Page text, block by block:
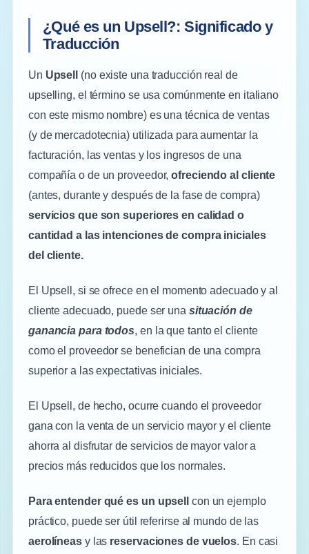
¿Qué es un Upsell?: Significado y
Traducción
Un Upsell
(no existe una traducción real de
upselling, el término se usa comúnmente en italiano
con este mismo nombre) es una técnica de ventas
(y de mercadotecnia) utilizada para aumentar la
facturación, las ventas y los ingresos de una
compañía o de un proveedor, ofreciendo al cliente
(antes, durante y después de la fase de compra)
servicios que son superiores en calidad o
cantidad a las intenciones de compra iniciales
del cliente.
El Upsell, si se ofrece en el momento adecuado y al
cliente adecuado, puede ser una situación de
ganancia para todos, en la que tanto el cliente
como el proveedor se benefician de una compra
superior a las expectativas iniciales.
El Upsell, de hecho, ocurre cuando el proveedor
gana con la venta de un servicio mayor y el cliente
ahorra al disfrutar de servicios de mayor valor a
precios más reducidos que los normales.
Para entender qué es un upsell
con un ejemplo
práctico, puede ser útil referirse al mundo de las
aerolíneasy las reservaciones de vuelos. En casi